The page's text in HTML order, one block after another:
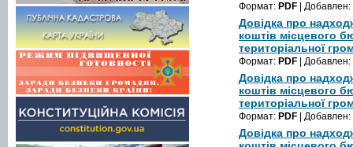
Формат: PDF | Добавлен:
Довідка про
коштів місцевого
територіальної
Формат: PDF | Добавлен:
Довідка про
коштів місцевого
територіальної
Формат: PDF | Добавлен:
Довідка про